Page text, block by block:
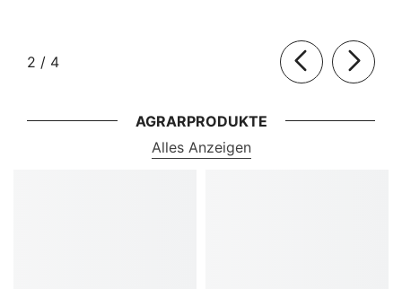
2 / von
4
AGRARPRODUKTE
Alles Anzeigen